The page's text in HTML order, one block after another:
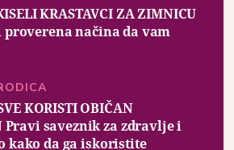
KRASTAVCI ZA ZIMNICU
načina da vam
KORISTI OBIČAN
Pravi saveznik za zdravlje i
kako da ga iskoristite